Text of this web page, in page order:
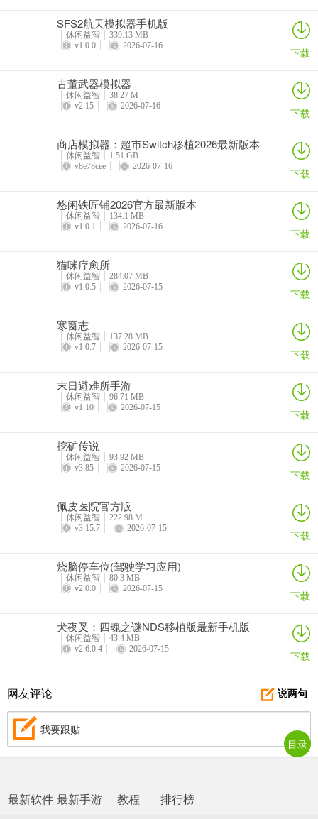
SFS2航天模拟器手机版
休闲益智
339.13 MB
v1.0.0
2026-07-16 下载
古董武器模拟器
休闲益智
38.27 M
v2.15
2026-07-16 下载
商店模拟器：超市Switch移植2026最新版本
休闲益智
1.51 GB
v8e78cee
2026-07-16 下载
悠闲铁匠铺2026官方最新版本
休闲益智
134.1 MB
v1.0.1
2026-07-16 下载
猫咪疗愈所
休闲益智
284.07 MB
v1.0.5
2026-07-15 下载
寒窗志
休闲益智
137.28 MB
v1.0.7
2026-07-15 下载
末日避难所手游
休闲益智
96.71 MB
v1.10
2026-07-15 下载
挖矿传说
休闲益智
93.92 MB
v3.85
2026-07-15 下载
佩皮医院官方版
休闲益智
222.98 M
v3.15.7
2026-07-15 下载
烧脑停车位(驾驶学习应用)
休闲益智
80.3 MB
v2.0.0
2026-07-15 下载
犬夜叉：四魂之谜NDS移植版最新手机版
休闲益智
43.4 MB
v2.6.0.4
2026-07-15 下载
说两句
网友评论
我要跟贴
最新软件 最新手游 教程 排行榜
目录